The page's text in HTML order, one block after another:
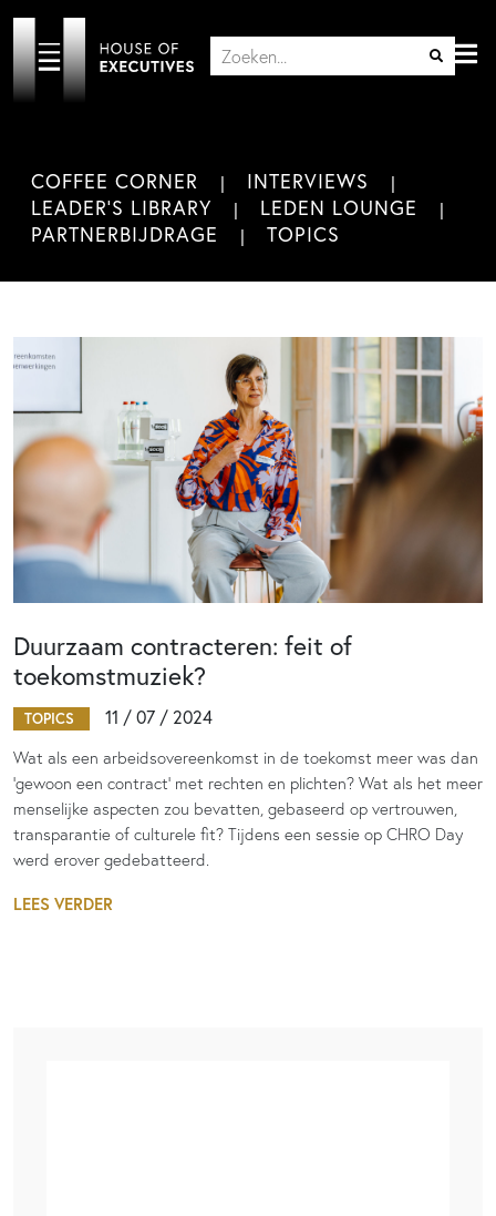
COFFEE CORNER
INTERVIEWS
LEADER'S LIBRARY
LEDEN LOUNGE
PARTNERBIJDRAGE
TOPICS
Duurzaam contracteren: feit of
toekomstmuziek?
TOPICS 11 / 07 / 2024
Wat als een arbeidsovereenkomst in de toekomst meer was dan
‘gewoon een contract’ met rechten en plichten? Wat als het meer
menselijke aspecten zou bevatten, gebaseerd op vertrouwen,
transparantie of culturele fit? Tijdens een sessie op CHRO Day
werd erover gedebatteerd.
LEES VERDER